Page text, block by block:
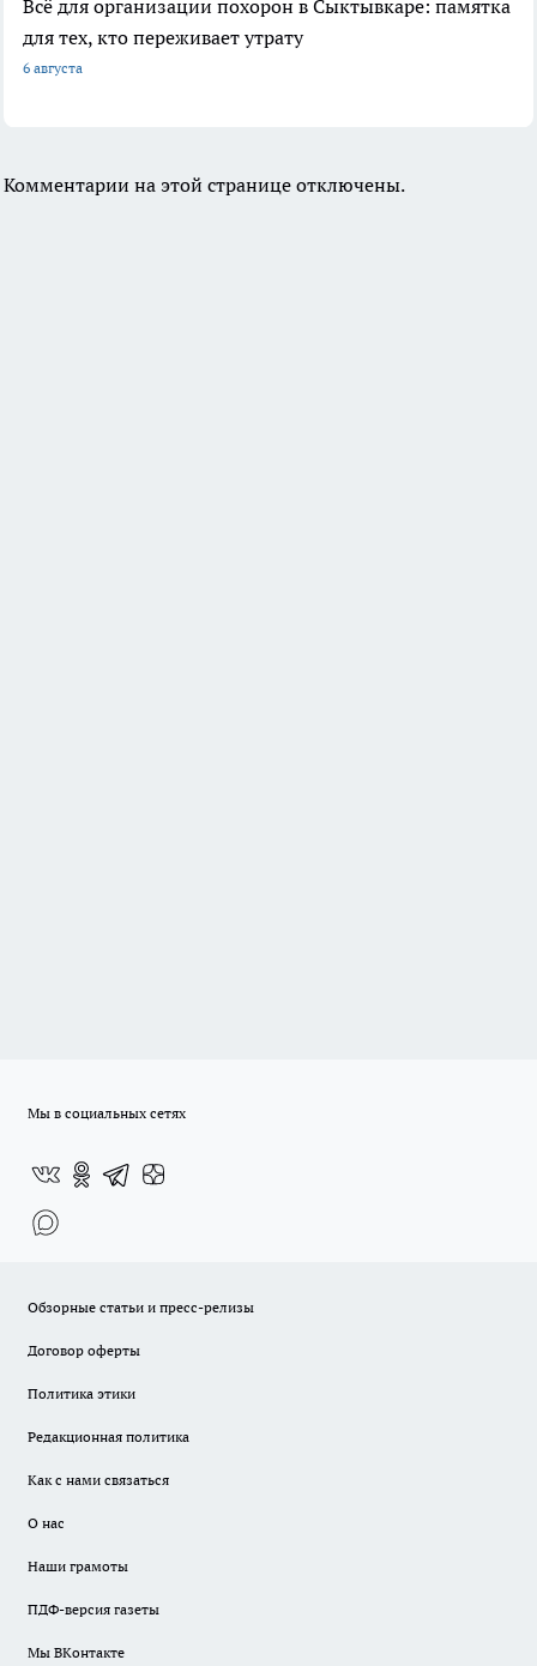
Всё для организации похорон в Сыктывкаре: памятка
для тех, кто переживает утрату
6 августа
Комментарии на этой странице отключены.
Мы в социальных сетях
Обзорные статьи и пресс-релизы
Договор оферты
Политика этики
Редакционная политика
Как с нами связаться
О нас
Наши грамоты
ПДФ-версия газеты
Мы ВКонтакте